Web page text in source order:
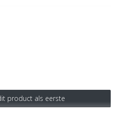
product als eerste